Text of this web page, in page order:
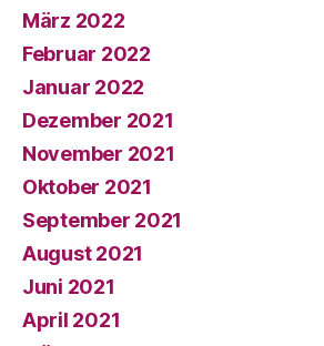
März 2022
Februar 2022
Januar 2022
Dezember 2021
November 2021
Oktober 2021
September 2021
August 2021
Juni 2021
April 2021